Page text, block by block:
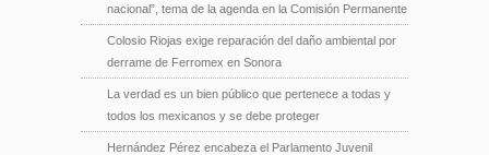
nacional”, tema de la agenda en la Comisión Permanente
Colosio Riojas exige reparación del daño ambiental por
derrame de Ferromex en Sonora
La verdad es un bien público que pertenece a todas y
todos los mexicanos y se debe proteger
Hernández Pérez encabeza el Parlamento Juvenil